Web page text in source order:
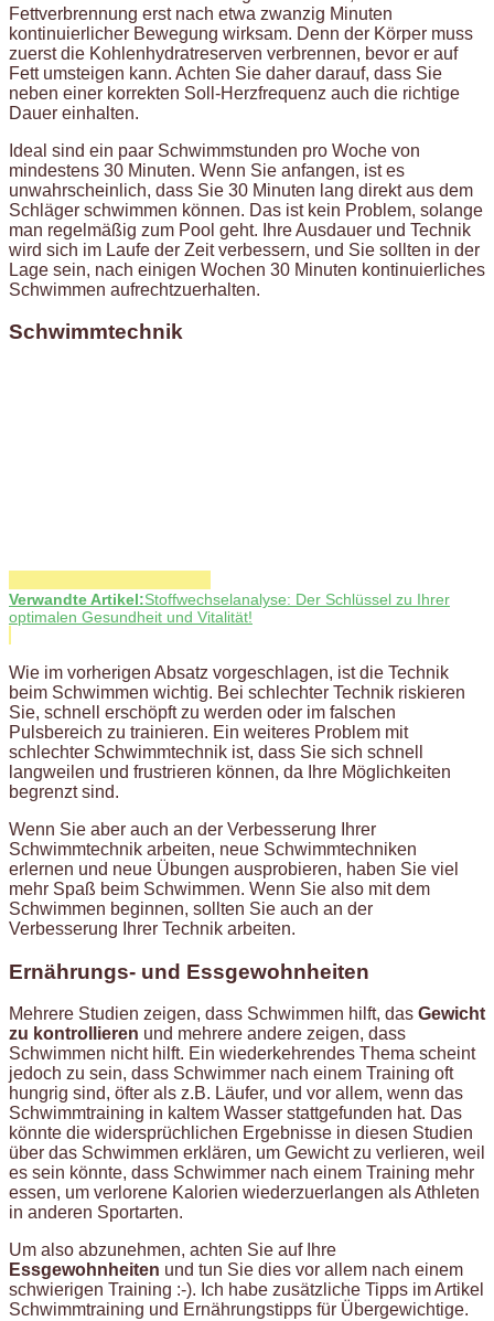
Fettverbrennung erst nach etwa zwanzig Minuten
kontinuierlicher Bewegung wirksam. Denn der Körper muss
zuerst die Kohlenhydratreserven verbrennen, bevor er auf
Fett umsteigen kann. Achten Sie daher darauf, dass Sie
neben einer korrekten Soll-Herzfrequenz auch die richtige
Dauer einhalten.
Ideal sind ein paar Schwimmstunden pro Woche von
mindestens 30 Minuten. Wenn Sie anfangen, ist es
unwahrscheinlich, dass Sie 30 Minuten lang direkt aus dem
Schläger schwimmen können. Das ist kein Problem, solange
man regelmäßig zum Pool geht. Ihre Ausdauer und Technik
wird sich im Laufe der Zeit verbessern, und Sie sollten in der
Lage sein, nach einigen Wochen 30 Minuten kontinuierliches
Schwimmen aufrechtzuerhalten.
Schwimmtechnik
Verwandte Artikel:Stoffwechselanalyse: Der Schlüssel zu Ihrer
optimalen Gesundheit und Vitalität!
Wie im vorherigen Absatz vorgeschlagen, ist die Technik
beim Schwimmen wichtig. Bei schlechter Technik riskieren
Sie, schnell erschöpft zu werden oder im falschen
Pulsbereich zu trainieren. Ein weiteres Problem mit
schlechter Schwimmtechnik ist, dass Sie sich schnell
langweilen und frustrieren können, da Ihre Möglichkeiten
begrenzt sind.
Wenn Sie aber auch an der Verbesserung Ihrer
Schwimmtechnik arbeiten, neue Schwimmtechniken
erlernen und neue Übungen ausprobieren, haben Sie viel
mehr Spaß beim Schwimmen. Wenn Sie also mit dem
Schwimmen beginnen, sollten Sie auch an der
Verbesserung Ihrer Technik arbeiten.
Ernährungs- und Essgewohnheiten
Mehrere Studien zeigen, dass Schwimmen hilft, das Gewicht
zu kontrollieren und mehrere andere zeigen, dass
Schwimmen nicht hilft. Ein wiederkehrendes Thema scheint
jedoch zu sein, dass Schwimmer nach einem Training oft
hungrig sind, öfter als z.B. Läufer, und vor allem, wenn das
Schwimmtraining in kaltem Wasser stattgefunden hat. Das
könnte die widersprüchlichen Ergebnisse in diesen Studien
über das Schwimmen erklären, um Gewicht zu verlieren, weil
es sein könnte, dass Schwimmer nach einem Training mehr
essen, um verlorene Kalorien wiederzuerlangen als Athleten
in anderen Sportarten.
Um also abzunehmen, achten Sie auf Ihre
Essgewohnheiten und tun Sie dies vor allem nach einem
schwierigen Training :-). Ich habe zusätzliche Tipps im Artikel
Schwimmtraining und Ernährungstipps für Übergewichtige.